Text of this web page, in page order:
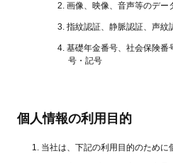
画像、映像、音声等のデー
指紋認証、静脈認証、声紋
基礎年金番号、社会保険番
号・記号
個人情報の利用目的
当社は、下記の利用目的のために